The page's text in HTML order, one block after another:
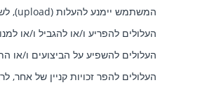
המשתמש יימנע להעלות (upload
),
העלולים להפריע ו/או להגביל ו/או
העלולים להשפיע על הביצועים ו/או
העלולים להפר זכויות קניין של אחר,